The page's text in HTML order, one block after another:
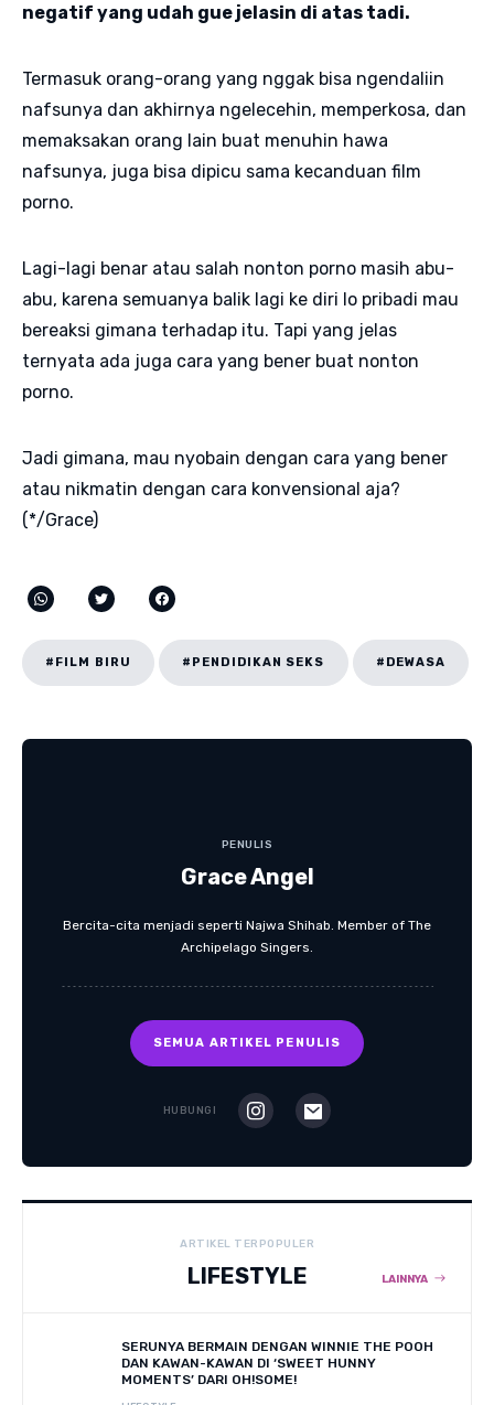
negatif yang udah gue jelasin di atas tadi.
Termasuk orang-orang yang nggak bisa ngendaliin
nafsunya dan akhirnya ngelecehin, memperkosa, dan
memaksakan orang lain buat menuhin hawa
nafsunya, juga bisa dipicu sama kecanduan film
porno.
Lagi-lagi benar atau salah nonton porno masih abu-
abu, karena semuanya balik lagi ke diri lo pribadi mau
bereaksi gimana terhadap itu. Tapi yang jelas
ternyata ada juga cara yang bener buat nonton
porno.
Jadi gimana, mau nyobain dengan cara yang bener
atau nikmatin dengan cara konvensional aja?
(*/Grace)
#FILM BIRU #PENDIDIKAN SEKS #DEWASA
PENULIS
Grace Angel
Bercita-cita menjadi seperti Najwa Shihab. Member of The
Archipelago Singers.
SEMUA ARTIKEL PENULIS
HUBUNGI
ARTIKEL TERPOPULER
LIFESTYLE LAINNYA
SERUNYA BERMAIN DENGAN WINNIE THE POOH
DAN KAWAN-KAWAN DI ‘SWEET HUNNY
MOMENTS’ DARI OH!SOME!